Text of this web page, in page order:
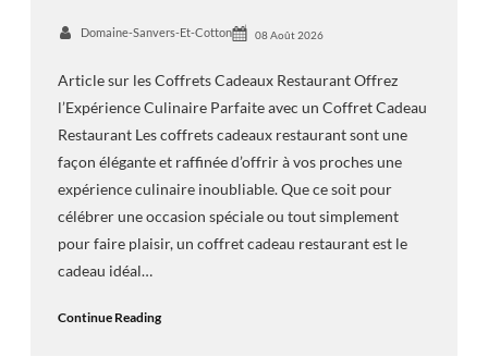
Domaine-Sanvers-Et-Cotton 08 Août 2026
Article sur les Coffrets Cadeaux Restaurant Offrez
l’Expérience Culinaire Parfaite avec un Coffret Cadeau
Restaurant Les coffrets cadeaux restaurant sont une
façon élégante et raffinée d’offrir à vos proches une
expérience culinaire inoubliable. Que ce soit pour
célébrer une occasion spéciale ou tout simplement
pour faire plaisir, un coffret cadeau restaurant est le
cadeau idéal…
Continue Reading